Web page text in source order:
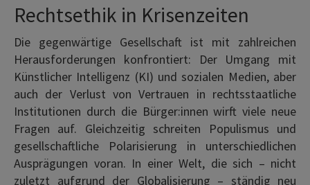
Rechtsethik in Krisenzeiten
Die gegenwärtige Gesellschaft ist mit zahlreichen
Herausforderungen konfrontiert: Der Umgang mit
Künstlicher Intelligenz (KI) und sozialen Medien, aber
auch der Verlust von Vertrauen in rechtsstaatliche
Institutionen durch die Bürger:innen wirft viele neue
Fragen auf. Gleichzeitig schreiten Populismus und
gesellschaftliche Polarisierung in unterschiedlichen
Ausprägungen voran. In einer Welt, die sich – nicht
zuletzt aufgrund der Globalisierung – ständig neu